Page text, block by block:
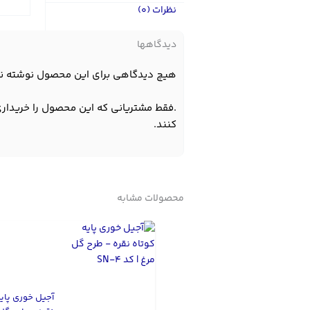
نظرات (0)
دیدگاهها
هیچ دیدگاهی برای این محصول
.فقط مشتریانی که این محصول را
کنند.
محصولات مشابه
آجیل خوری